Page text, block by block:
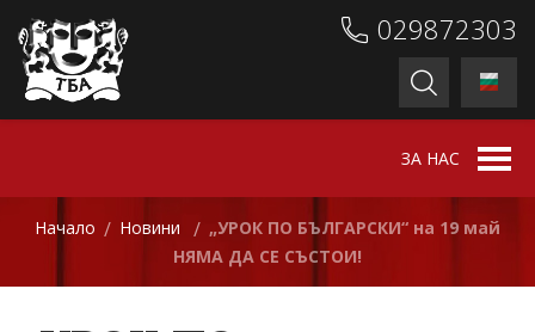
029872303
ЗА НАС
Начало / Новини / „УРОК ПО БЪЛГАРСКИ“ на 19 май
НЯМА ДА СЕ СЪСТОИ!